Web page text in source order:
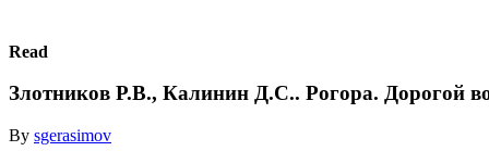
Read
Злотников Р.В., Калинин Д.С.. Рогора. Дорогой
By sgerasimov